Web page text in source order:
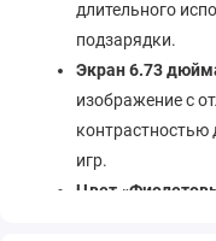
длительного
подзарядки.
Экран 6.73
изображение с
контрастностью
игр.
Цвет